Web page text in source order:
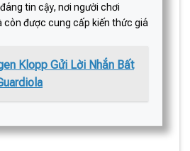
tin cậy, nơi người chơi
còn được cung cấp kiến thức giá
Klopp Gửi Lời Nhắn Bất